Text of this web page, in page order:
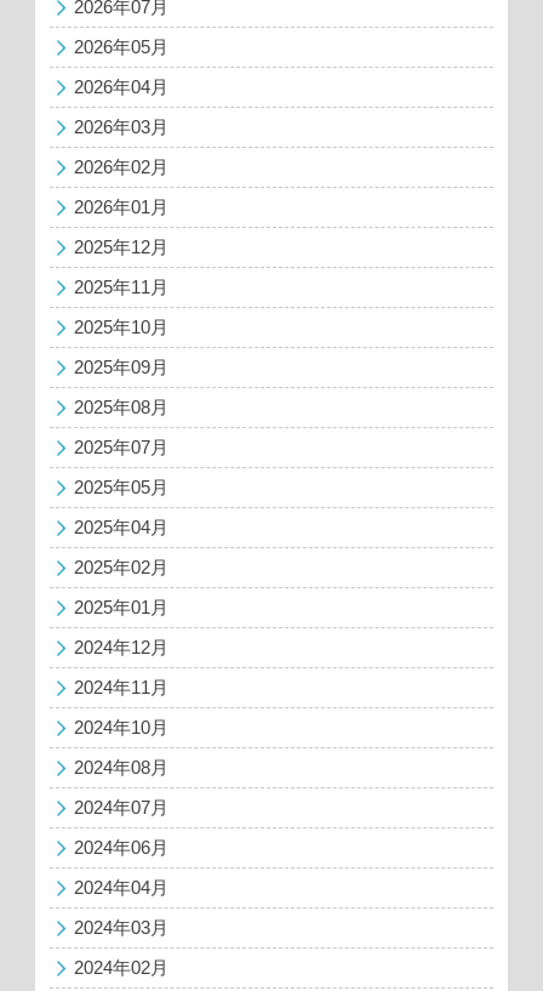
2026年07月
2026年05月
2026年04月
2026年03月
2026年02月
2026年01月
2025年12月
2025年11月
2025年10月
2025年09月
2025年08月
2025年07月
2025年05月
2025年04月
2025年02月
2025年01月
2024年12月
2024年11月
2024年10月
2024年08月
2024年07月
2024年06月
2024年04月
2024年03月
2024年02月